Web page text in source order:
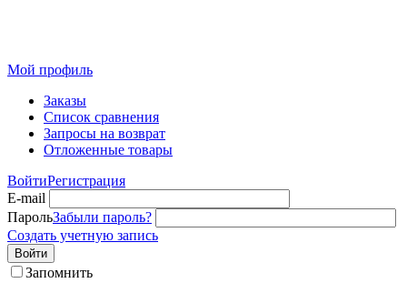
Мой профиль
Заказы
Список сравнения
Запросы на возврат
Отложенные товары
ВойтиРегистрация
E-mail
ПарольЗабыли пароль?
Создать учетную запись
Войти
Запомнить